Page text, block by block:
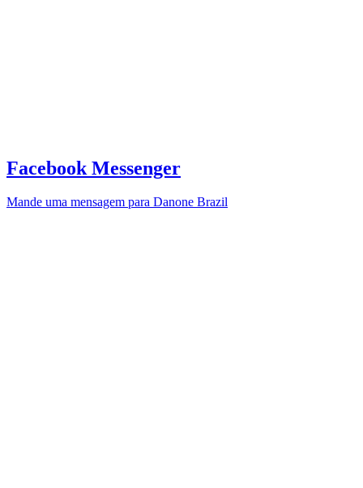
Facebook Messenger
Mande uma mensagem para Danone Brazil